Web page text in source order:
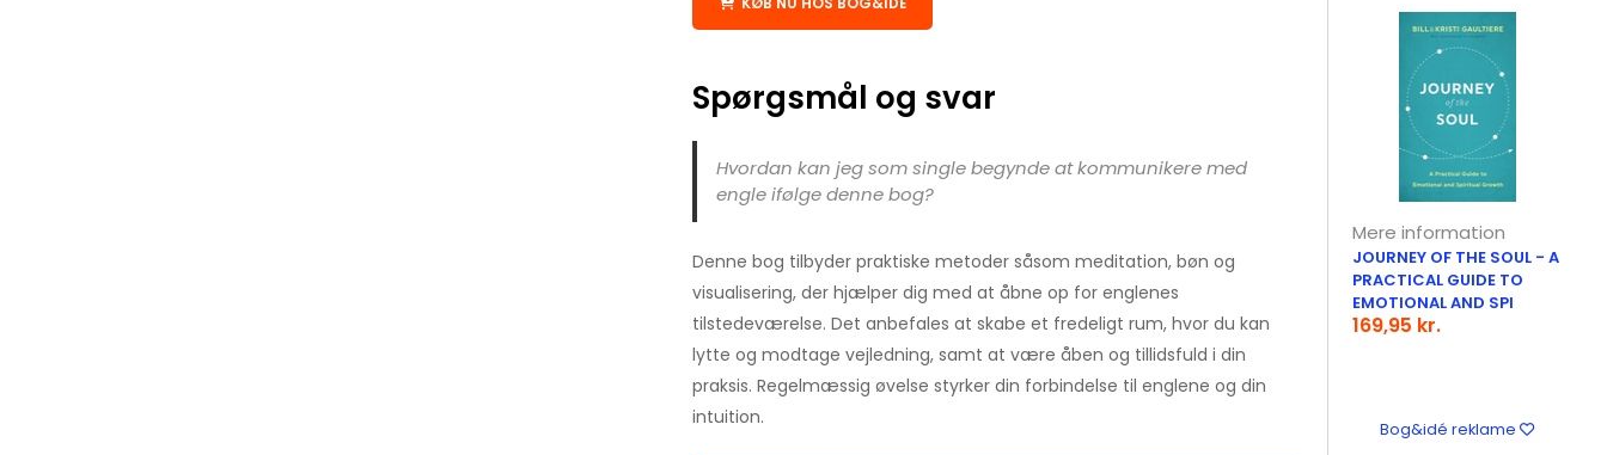
Spørgsmål og svar
Hvordan kan jeg som single begynde at kommunikere med
engle ifølge denne bog?
Denne bog tilbyder praktiske metoder såsom meditation, bøn og
visualisering, der hjælper dig med at åbne op for englenes
tilstedeværelse. Det anbefales at skabe et fredeligt rum, hvor du kan
lytte og modtage vejledning, samt at være åben og tillidsfuld i din
praksis. Regelmæssig øvelse styrker din forbindelse til englene og din
intuition.
Mere information
JOURNEY OF THE SOUL - A
PRACTICAL GUIDE TO
EMOTIONAL AND SPI
169,95 kr.
Bog&idé reklame